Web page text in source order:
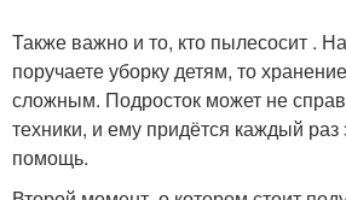
Также важно и то, кто пылесосит .
поручаете уборку детям, то
сложным. Подросток может не
техники, и ему придётся каждый раз
помощь.